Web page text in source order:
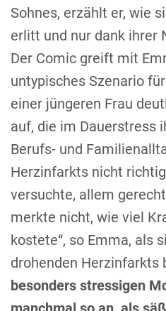
Sohnes, erzählt er, wie
erlitt und nur dank ihrer
Der Comic greift mit
untypisches Szenario
einer jüngeren Frau
auf, die im Dauerstress
Berufs- und
Herzinfarkts nicht
versuchte, allem
merkte nicht, wie viel
kostete“, so Emma, als
drohenden Herzinfarkts
besonders stressigen